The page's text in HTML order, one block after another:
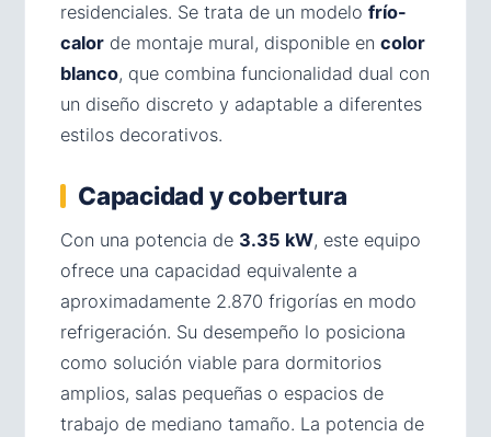
residenciales. Se trata de un modelo frío-
calor de montaje mural, disponible en color
blanco, que combina funcionalidad dual con
un diseño discreto y adaptable a diferentes
estilos decorativos.
Capacidad y cobertura
Con una potencia de 3.35 kW, este equipo
ofrece una capacidad equivalente a
aproximadamente 2.870 frigorías en modo
refrigeración. Su desempeño lo posiciona
como solución viable para dormitorios
amplios, salas pequeñas o espacios de
trabajo de mediano tamaño. La potencia de